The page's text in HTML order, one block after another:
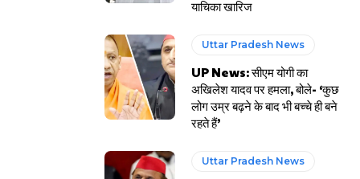
याचिका खारिज
Uttar Pradesh News
UP News: सीएम योगी का
अखिलेश यादव पर हमला, बोले- ‘कुछ
लोग उम्र बढ़ने के बाद भी बच्चे ही बने
रहते हैं’
Uttar Pradesh News